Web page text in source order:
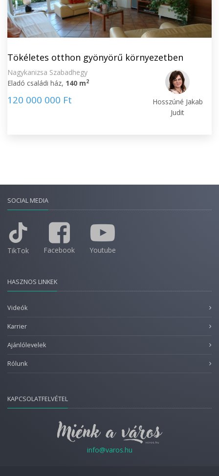
Tökéletes otthon gyönyörű környezetben
Nagykanizsa Szabadhegy
Eladó családi ház, 140 m2
120 000 000 Ft
Hosszúné Jakab
Judit
SOCIAL MEDIA
TikTok Facebook Youtube
HASZNOS LINKEK
Videók
Karrier
Ajánlólevelek
Rólunk
KAPCSOLATFELVÉTEL
info@varos.hu